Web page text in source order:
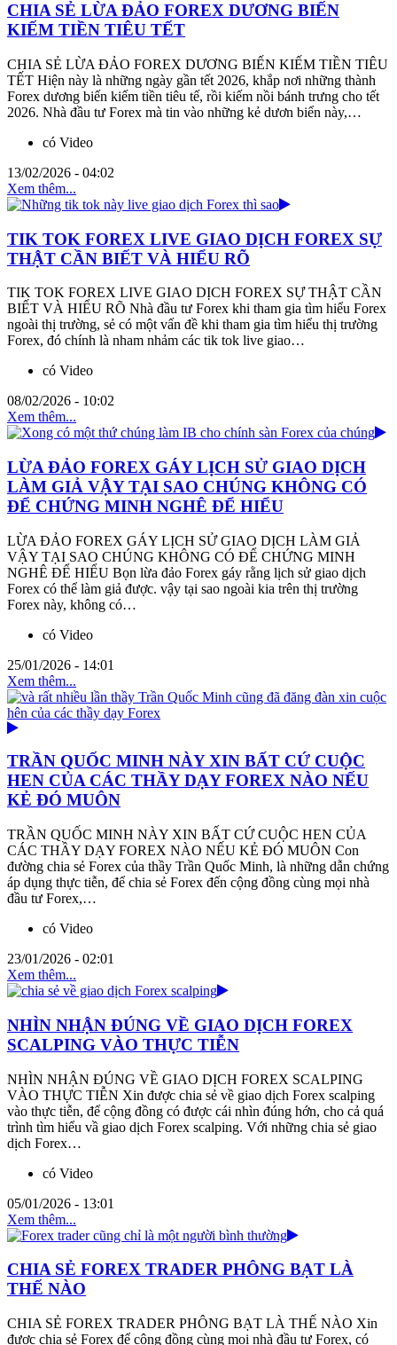
CHIA SẺ LỪA ĐẢO FOREX DƯƠNG BIẾN
KIẾM TIỀN TIÊU TẾT
CHIA SẺ LỪA ĐẢO FOREX DƯƠNG BIẾN KIẾM TIỀN TIÊU
TẾT Hiện này là những ngày gần tết 2026, khắp nơi những thành
Forex dương biến kiếm tiền tiêu tế, rồi kiếm nồi bánh trưng cho tết
2026. Nhà đầu tư Forex mà tin vào những kẻ dươn biển này,…
có Video
13/02/2026 - 04:02
Xem thêm...
TIK TOK FOREX LIVE GIAO DỊCH FOREX SỰ
THẬT CẦN BIẾT VÀ HIỂU RÕ
TIK TOK FOREX LIVE GIAO DỊCH FOREX SỰ THẬT CẦN
BIẾT VÀ HIỂU RÕ Nhà đầu tư Forex khi tham gia tìm hiểu Forex
ngoài thị trường, sẻ có một vấn đề khi tham gia tìm hiểu thị trường
Forex, đó chính là nham nhảm các tik tok live giao…
có Video
08/02/2026 - 10:02
Xem thêm...
LỪA ĐẢO FOREX GÁY LỊCH SỬ GIAO DỊCH
LÀM GIẢ VẬY TẠI SAO CHÚNG KHÔNG CÓ
ĐỂ CHỨNG MINH NGHÊ ĐỂ HIỂU
LỪA ĐẢO FOREX GÁY LỊCH SỬ GIAO DỊCH LÀM GIẢ
VẬY TẠI SAO CHÚNG KHÔNG CÓ ĐỂ CHỨNG MINH
NGHÊ ĐỂ HIỂU Bọn lừa đảo Forex gáy rằng lịch sử giao dịch
Forex có thể làm giả được. vậy tại sao ngoài kia trên thị trường
Forex này, không có…
có Video
25/01/2026 - 14:01
Xem thêm...
TRẦN QUỐC MINH NÀY XIN BẤT CỨ CUỘC
HEN CỦA CÁC THẦY DẠY FOREX NÀO NẾU
KẺ ĐÓ MUÔN
TRẦN QUỐC MINH NÀY XIN BẤT CỨ CUỘC HEN CỦA
CÁC THẦY DẠY FOREX NÀO NẾU KẺ ĐÓ MUÔN Con
đường chia sẻ Forex của thầy Trần Quốc Minh, là những dẫn chứng
áp dụng thực tiễn, để chia sẻ Forex đến cộng đồng cùng mọi nhà
đầu tư Forex,…
có Video
23/01/2026 - 02:01
Xem thêm...
NHÌN NHẬN ĐÚNG VỀ GIAO DỊCH FOREX
SCALPING VÀO THỰC TIỄN
NHÌN NHẬN ĐÚNG VỀ GIAO DỊCH FOREX SCALPING
VÀO THỰC TIỄN Xin được chia sẻ về giao dịch Forex scalping
vào thực tiễn, để cộng đồng có được cái nhìn đúng hớn, cho cả quá
trình tìm hiểu vầ giao dịch Forex scalping. Với những chia sẻ giao
dịch Forex…
có Video
05/01/2026 - 13:01
Xem thêm...
CHIA SẺ FOREX TRADER PHÔNG BẠT LÀ
THẾ NÀO
CHIA SẺ FOREX TRADER PHÔNG BẠT LÀ THẾ NÀO Xin
được chia sẻ Forex để cộng đồng cùng mọi nhà đầu tư Forex, có